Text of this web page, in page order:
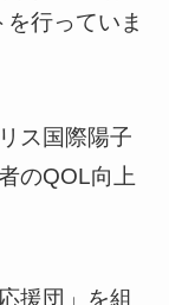
行っていま
ス国際陽子
のQOL向上
援団」を組